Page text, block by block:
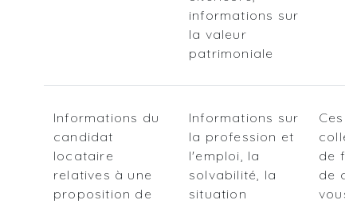
informations sur
la valeur
patrimoniale
Informations du
candidat
locataire
relatives à une
proposition de
Informations sur
la profession et
l'emploi, la
solvabilité, la
situation
Ces
de
de
vous